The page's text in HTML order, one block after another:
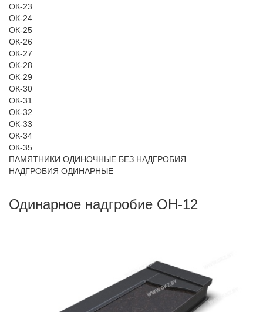
ОК-23
ОК-24
ОК-25
ОК-26
ОК-27
ОК-28
ОК-29
ОК-30
ОК-31
ОК-32
ОК-33
ОК-34
ОК-35
ПАМЯТНИКИ ОДИНОЧНЫЕ БЕЗ НАДГРОБИЯ
НАДГРОБИЯ ОДИНАРНЫЕ
Одинарное надгробие ОН-12